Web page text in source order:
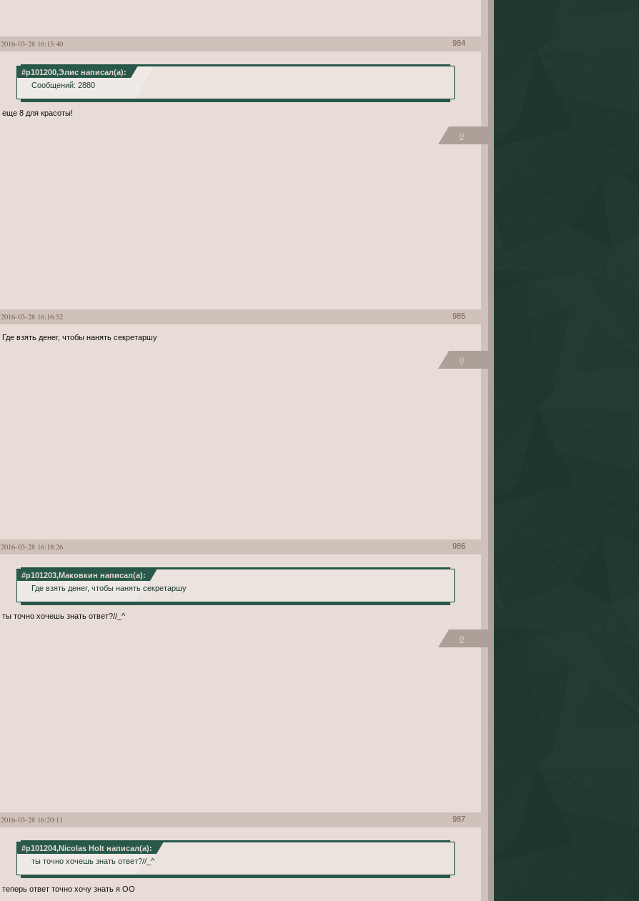
984
2016-03-28 16:15:40
#p101200,Элис написал(а):
Сообщений: 2880
еще 8 для красоты!
0
985
2016-03-28 16:16:52
Где взять денег, чтобы нанять секретаршу
0
986
2016-03-28 16:18:26
#p101203,Маковкин написал(а):
Где взять денег, чтобы нанять секретаршу
ты точно хочешь знать ответ?//_^
0
987
2016-03-28 16:20:11
#p101204,Nicolas Holt написал(а):
ты точно хочешь знать ответ?//_^
теперь ответ точно хочу знать я ОО